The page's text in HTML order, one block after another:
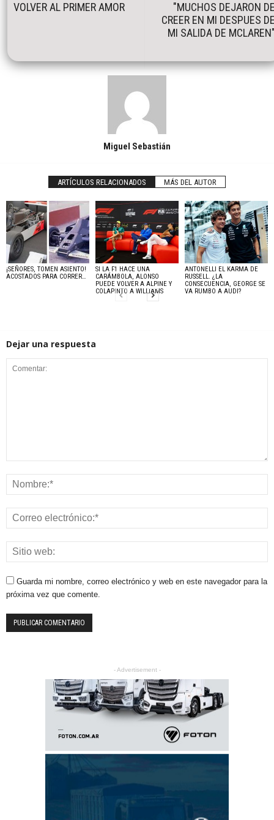
VOLVER AL PRIMER AMOR
"MUCHOS DEJARON
CREER EN MI DESPUES
MI SALIDA DE
Miguel Sebastián
ARTÍCULOS RELACIONADOS MÁS DEL AUTOR
¡SEÑORES, TOMEN ASIENTO!
ACOSTADOS PARA CORRER…
SI LA F1 HACE UNA
CARÁMBOLA, ALONSO
PUEDE VOLVER A ALPINE Y
COLAPINTO A WILLIAMS
ANTONELLI EL KARMA DE
RUSSELL. ¿LA
CONSECUENCIA, GEORGE SE
VA RUMBO A AUDI?
Dejar una respuesta
Guarda mi nombre, correo electrónico y web en este navegador para la
próxima vez que comente.
- Advertisement -